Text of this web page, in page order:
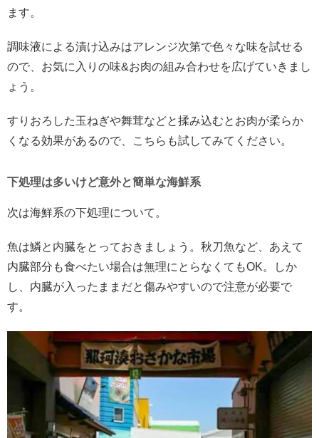
ます。
調味液による漬け込みはアレンジ次第で色々な味を試せる
ので、お気に入りの味&お肉の組み合わせを広げていきまし
ょう。
すりおろした玉ねぎや舞茸などと揉み込むとお肉が柔らか
くなる効果があるので、こちらも試してみてください。
下処理は多いけど意外と簡単な海鮮系
次は海鮮系の下処理について。
魚は鱗と内臓をとっておきましょう。秋刀魚など、あえて
内臓部分も食べたい場合は無理にとらなくてもOK。しか
し、内臓が入ったままだと傷みやすいので注意が必要で
す。